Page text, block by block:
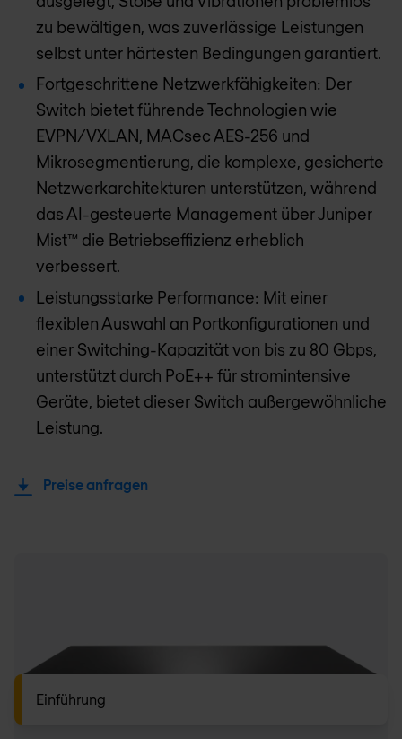
Einführung
zu bewältigen, was zuverlässige Leistungen
selbst unter härtesten Bedingungen garantiert.
Fortgeschrittene Netzwerkfähigkeiten: Der
Switch bietet führende Technologien wie
EVPN/VXLAN, MACsec AES-256 und
Mikrosegmentierung, die komplexe, gesicherte
Netzwerkarchitekturen unterstützen, während
das AI-gesteuerte Management über Juniper
Mist™ die Betriebseffizienz erheblich
verbessert.
Leistungsstarke Performance: Mit einer
flexiblen Auswahl an Portkonfigurationen und
einer Switching-Kapazität von bis zu 80 Gbps,
unterstützt durch PoE++ für stromintensive
Geräte, bietet dieser Switch außergewöhnliche
Leistung.
Preise anfragen